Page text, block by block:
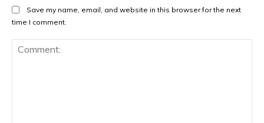
Save my name, email, and website in this browser for the next
time I comment.